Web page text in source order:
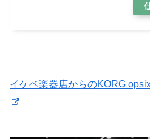
イケベ楽器店からのKORG